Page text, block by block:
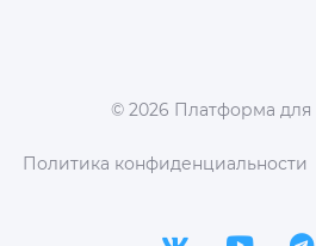
© 2026 Платформа
Политика конфиденциальности